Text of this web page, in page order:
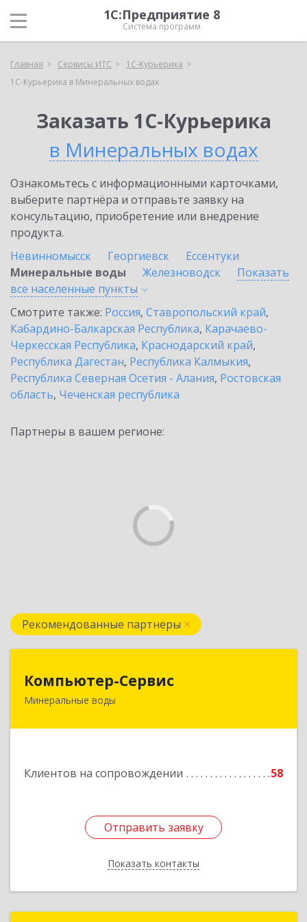
1С:Предприятие 8
Система программ
Главная Сервисы ИТС
1С-Курьерика
1С-Курьерика в Минеральных водах
Заказать 1С-Курьерика
в Минеральных водах
Ознакомьтесь с информационными карточками,
выберите партнёра и отправьте заявку на
консультацию, приобретение или внедрение
продукта.
Невинномысск
Георгиевск
Ессентуки
Минеральные воды
Железноводск
Показать
все населенные пункты
Смотрите также: Россия, Ставропольский край,
Кабардино-Балкарская Республика, Карачаево-
Черкесская Республика, Краснодарский край,
Республика Дагестан, Республика Калмыкия,
Республика Северная Осетия - Алания, Ростовская
область, Чеченская республика
Партнеры в вашем регионе:
Рекомендованные партнеры
Компьютер-Сервис
Минеральные воды
Клиентов на сопровождении 58
Отправить заявку
Показать контакты
357202, Ставропольский край, Минеральные
Отправить заявку
Назад